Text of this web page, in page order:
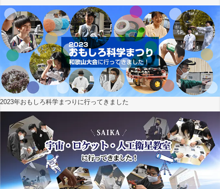
2023年おもしろ科学まつりに行ってきました